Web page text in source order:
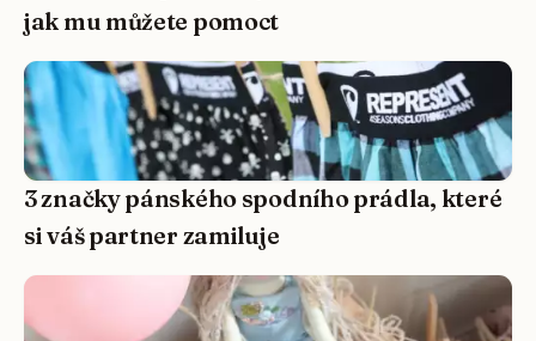
jak mu můžete pomoct
3 značky pánského spodního prádla, které
si váš partner zamiluje